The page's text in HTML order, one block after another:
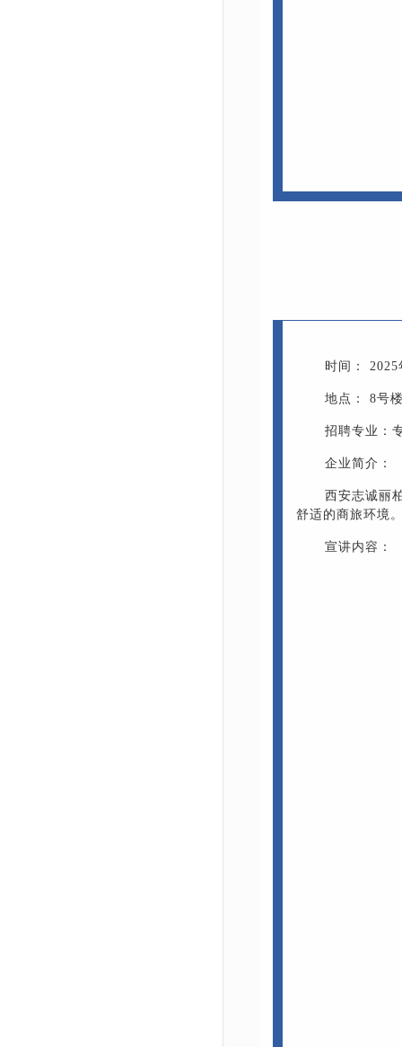
时间：
地点： 8号
招聘专业：
企业简介：
西安志诚丽
舒适的商旅环境
宣讲内容：